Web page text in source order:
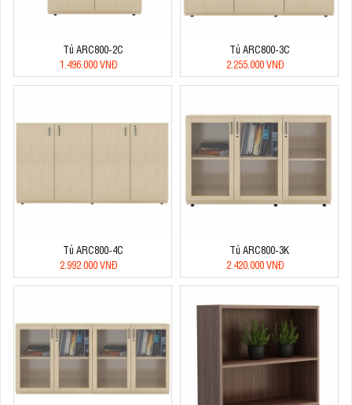
Tủ ARC800-2C
1.496.000 VNĐ
Tủ ARC800-3C
2.255.000 VNĐ
Tủ ARC800-4C
2.992.000 VNĐ
Tủ ARC800-3K
2.420.000 VNĐ